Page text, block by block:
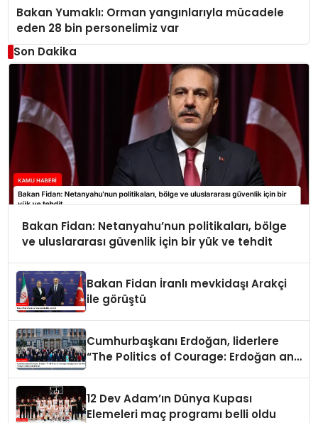
Bakan Yumaklı: Orman yangınlarıyla mücadele
eden 28 bin personelimiz var
Son Dakika
Bakan Fidan: Netanyahu’nun politikaları, bölge
ve uluslararası güvenlik için bir yük ve tehdit
Bakan Fidan İranlı mevkidaşı Arakçi
ile görüştü
Cumhurbaşkanı Erdoğan, liderlere
“The Politics of Courage: Erdoğan and
12 Dev Adam’ın Dünya Kupası
Elemeleri maç programı belli oldu